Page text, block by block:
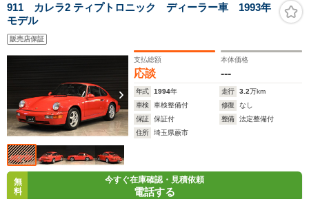
911 カレラ2 ティプトロニック ディーラー車 1993年
モデル
販売店保証
支払総額
応談
本体価格
---
年式 1994年 走行 3.2万km
車検
車検整備付 修復
なし
保証
保証付 整備
法定整備付
住所
埼玉県蕨市
無
料
今すぐ在庫確認・見積依頼
電話する